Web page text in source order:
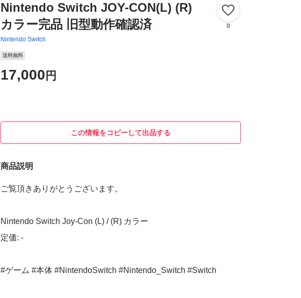
Nintendo Switch JOY-CON(L) (R)
カラー完品 旧型動作確認済
Nintendo Switch
0
送料無料
17,000 円
この情報をコピーして出品する
商品説明
ご覧頂きありがとうございます。
Nintendo Switch Joy-Con (L) / (R) カラー
定価: -
#ゲーム #本体 #NintendoSwitch #Nintendo_Switch #Switch